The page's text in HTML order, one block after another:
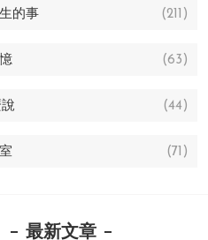
的事 (211)
(63)
(44)
(71)
最新文章